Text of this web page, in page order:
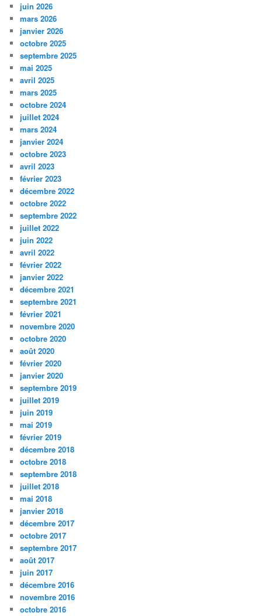
juin 2026
mars 2026
janvier 2026
octobre 2025
septembre 2025
mai 2025
avril 2025
mars 2025
octobre 2024
juillet 2024
mars 2024
janvier 2024
octobre 2023
avril 2023
février 2023
décembre 2022
octobre 2022
septembre 2022
juillet 2022
juin 2022
avril 2022
février 2022
janvier 2022
décembre 2021
septembre 2021
février 2021
novembre 2020
octobre 2020
août 2020
février 2020
janvier 2020
septembre 2019
juillet 2019
juin 2019
mai 2019
février 2019
décembre 2018
octobre 2018
septembre 2018
juillet 2018
mai 2018
janvier 2018
décembre 2017
octobre 2017
septembre 2017
août 2017
juin 2017
décembre 2016
novembre 2016
octobre 2016